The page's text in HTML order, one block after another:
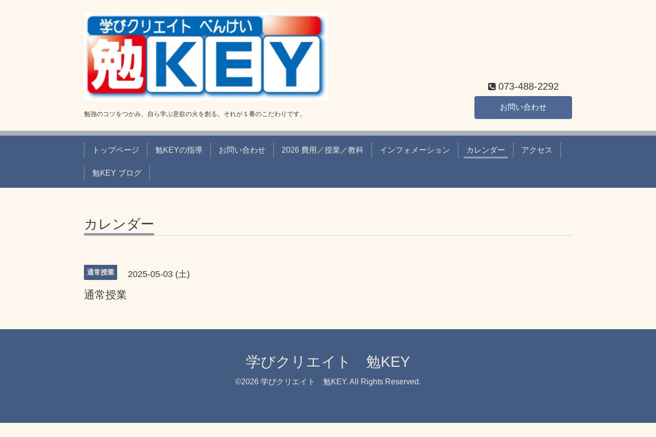
勉強のコツをつかみ、自ら学ぶ意欲の火を創る。それが１番のこだわりです。
073-488-2292
お問い合わせ
トップページ 勉KEYの指導 お問い合わせ 2026 費用／授業／教科 インフォメーション カレンダー アクセス
勉KEY ブログ
カレンダー
通常授業 2025-05-03 (土)
通常授業
学びクリエイト 勉KEY
©2026 学びクリエイト 勉KEY. All Rights Reserved.